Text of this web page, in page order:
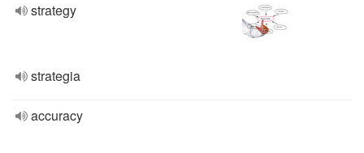
strategy
strategia
accuracy